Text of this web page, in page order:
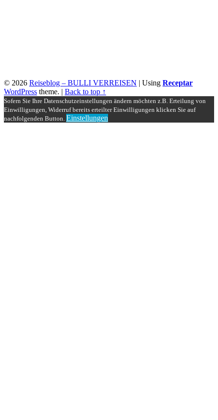
© 2026 Reiseblog – BULLI VERREISEN | Using Receptar
WordPress theme. | Back to top ↑
Sofern Sie Ihre Datenschutzeinstellungen ändern möchten z.B. Erteilung von
Einwilligungen, Widerruf bereits erteilter Einwilligungen klicken Sie auf
nachfolgenden Button. Einstellungen